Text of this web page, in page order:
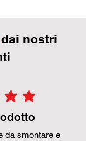
dai nostri
media è 5 su
da smontare e